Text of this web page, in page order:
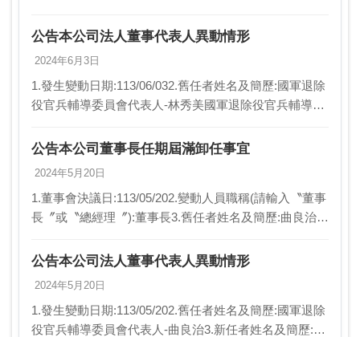
役官兵輔導委員會法人代表)劉…
公告本公司法人董事代表人異動情形
2024年6月3日
1.發生變動日期:113/06/032.舊任者姓名及簡歷:國軍退除
役官兵輔導委員會代表人-林秀美國軍退除役官兵輔導委
輔導委員會代表人-吳志揚國軍…
公告本公司董事長任期屆滿卸任事宜
2024年5月20日
1.董事會決議日:113/05/202.變動人員職稱(請輸入〝董事
長〞或〝總經理〞):董事長3.舊任者姓名及簡歷:曲良治
屆期退休6.新任生效…
公告本公司法人董事代表人異動情形
2024年5月20日
1.發生變動日期:113/05/202.舊任者姓名及簡歷:國軍退除
役官兵輔導委員會代表人-曲良治3.新任者姓名及簡歷:國